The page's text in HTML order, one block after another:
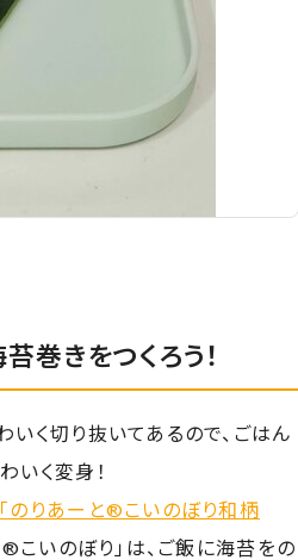
巻きをつくろう！
いく切り抜いてあるので、ごはん
いく変身！
「のりあーと®こいのぼり和柄
こいのぼり」は、ご飯に海苔をの